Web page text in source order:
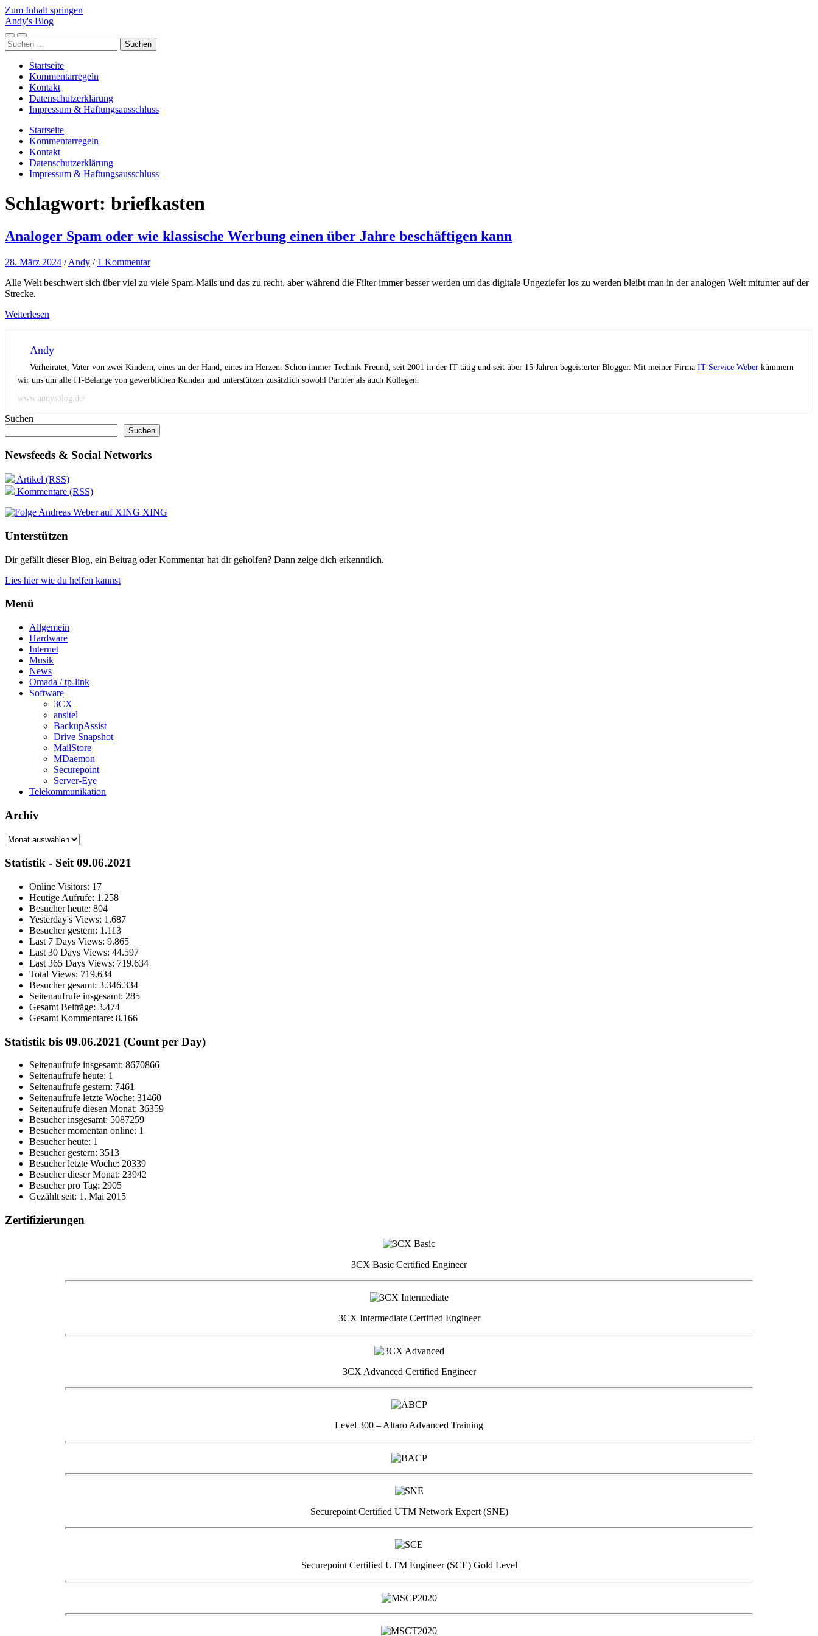
Zum Inhalt springen
Andy's Blog
Mobile-
Menü
Suchfeld
ein-/ausblenden
Suchen
nach:
Startseite
Kommentarregeln
Kontakt
Datenschutzerklärung
Impressum & Haftungsausschluss
Startseite
Kommentarregeln
Kontakt
Datenschutzerklärung
Impressum & Haftungsausschluss
Schlagwort: briefkasten
Analoger Spam oder wie klassische Werbung einen über Jahre beschäftigen kann
28. März 2024 /Andy / 1 Kommentar
Alle Welt beschwert sich über viel zu viele Spam-Mails und das zu recht, aber während die Filter immer besser werden um das digitale Ungeziefer los zu werden bleibt man in der analogen Welt mitunter auf der
Strecke.
Weiterlesen
Andy
Verheiratet, Vater von zwei Kindern, eines an der Hand, eines im Herzen. Schon immer Technik-Freund, seit 2001 in der IT tätig und seit über 15 Jahren begeisterter Blogger. Mit meiner Firma IT-Service Weber kümmern
wir uns um alle IT-Belange von gewerblichen Kunden und unterstützen zusätzlich sowohl Partner als auch Kollegen.
www.andysblog.de/
Suchen
Suchen
Newsfeeds & Social Networks
Artikel (RSS)
Kommentare (RSS)
XING
Unterstützen
Dir gefällt dieser Blog, ein Beitrag oder Kommentar hat dir geholfen? Dann zeige dich erkenntlich.
Lies hier wie du helfen kannst
Menü
Allgemein
Hardware
Internet
Musik
News
Omada / tp-link
Software
3CX
ansitel
BackupAssist
Drive Snapshot
MailStore
MDaemon
Securepoint
Server-Eye
Telekommunikation
Archiv
Archiv
Statistik - Seit 09.06.2021
Online Visitors: 17
Heutige Aufrufe: 1.258
Besucher heute: 804
Yesterday's Views: 1.687
Besucher gestern: 1.113
Last 7 Days Views: 9.865
Last 30 Days Views: 44.597
Last 365 Days Views: 719.634
Total Views: 719.634
Besucher gesamt: 3.346.334
Seitenaufrufe insgesamt: 285
Gesamt Beiträge: 3.474
Gesamt Kommentare: 8.166
Statistik bis 09.06.2021 (Count per Day)
Seitenaufrufe insgesamt: 8670866
Seitenaufrufe heute: 1
Seitenaufrufe gestern: 7461
Seitenaufrufe letzte Woche: 31460
Seitenaufrufe diesen Monat: 36359
Besucher insgesamt: 5087259
Besucher momentan online: 1
Besucher heute: 1
Besucher gestern: 3513
Besucher letzte Woche: 20339
Besucher dieser Monat: 23942
Besucher pro Tag: 2905
Gezählt seit: 1. Mai 2015
Zertifizierungen
3CX Basic Certified Engineer
3CX Intermediate Certified Engineer
3CX Advanced Certified Engineer
Level 300 – Altaro Advanced Training
Securepoint Certified UTM Network Expert (SNE)
Securepoint Certified UTM Engineer (SCE) Gold Level